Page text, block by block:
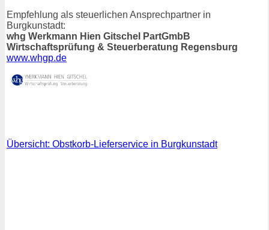
Empfehlung als steuerlichen Ansprechpartner in
Burgkunstadt:
whg Werkmann Hien Gitschel PartGmbB
Wirtschaftsprüfung & Steuerberatung Regensburg
www.whgp.de
Übersicht: Obstkorb-Lieferservice in Burgkunstadt